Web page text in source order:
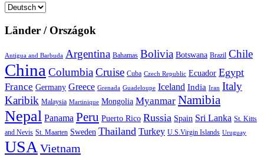
Sprache
Länder / Országok
Antigua and Barbuda Argentina Bahamas Bolivia Botswana Brazil Chile
China ColumbiaCruise Cuba Czech Republic Ecuador Egypt
France Germany Greece Grenada Guadeloupe Iceland India Iran Italy
Karibik Malaysia Martinique Mongolia Myanmar Namibia
Nepal Panama Peru Puerto Rico Russia Spain Sri Lanka St. Kitts
and Nevis St. Maarten Sweden Thailand Turkey U.S.Virgin Islands Uruguay
USAVietnam